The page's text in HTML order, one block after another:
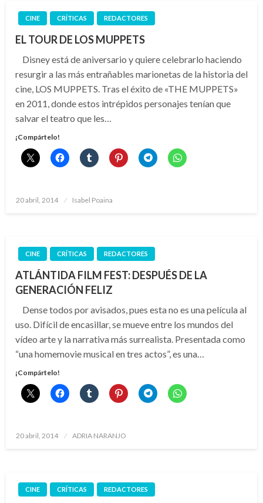
CINE CRÍTICAS REDACTORES
EL TOUR DE LOS MUPPETS
Disney está de aniversario y quiere celebrarlo haciendo
resurgir a las más entrañables marionetas de la historia del
cine, LOS MUPPETS. Tras el éxito de «THE MUPPETS»
en 2011, donde estos intrépidos personajes tenían que
salvar el teatro que les…
¡Compártelo!
Publicado
20 abril, 2014 Isabel Poaina
CINE CRÍTICAS REDACTORES
ATLÁNTIDA FILM FEST: DESPUÉS DE LA
GENERACIÓN FELIZ
Dense todos por avisados, pues esta no es una película al
uso. Difícil de encasillar, se mueve entre los mundos del
vídeo arte y la narrativa más surrealista. Presentada como
“una homemovie musical en tres actos”, es una…
¡Compártelo!
Publicado
20 abril, 2014 ADRIA NARANJO
CINE CRÍTICAS REDACTORES